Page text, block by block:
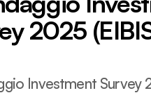
2025
Investment Survey